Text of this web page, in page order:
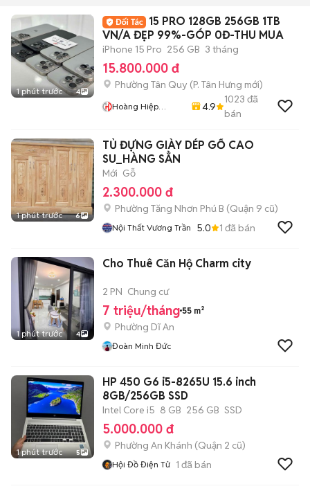
1 phút trước 4
15 PRO 128GB 256GB 1TB
VN/A ĐẸP 99%-GÓP 0Đ-THU MUA
iPhone 15 Pro 256 GB 3 tháng
15.800.000 đ
Phường Tân Quy (P. Tân Hưng mới)
Hoàng Hiệp
4.9
1023 đã
bán
1 phút trước 6
TỦ ĐỰNG GIÀY DÉP GỔ CAO
SU_HÀNG SẲN
Mới Gỗ
2.300.000 đ
Phường Tăng Nhơn Phú B (Quận 9 cũ)
Nội Thất Vương Trần 5.0 1 đã bán
1 phút trước 4
Cho Thuê Căn Hộ Charm city
2 PN Chung cư
7 triệu/tháng 55 m²
Phường Dĩ An
Đoàn Minh Đức
1 phút trước 5
HP 450 G6 i5-8265U 15.6 inch
8GB/256GB SSD
Intel Core i5 8 GB 256 GB SSD
5.000.000 đ
Phường An Khánh (Quận 2 cũ)
Hội Đồ Điện Tử 1 đã bán